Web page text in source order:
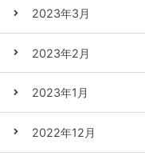
2023年3月
2023年2月
2023年1月
2022年12月